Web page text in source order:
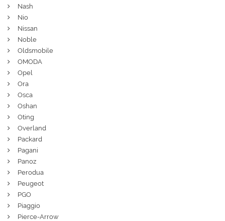
Nash
Nio
Nissan
Noble
Oldsmobile
OMODA
Opel
Ora
Osca
Oshan
Oting
Overland
Packard
Pagani
Panoz
Perodua
Peugeot
PGO
Piaggio
Pierce-Arrow